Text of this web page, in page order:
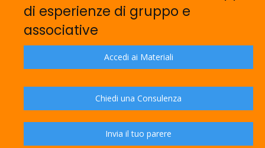
di esperienze di gruppo e
associative
Accedi ai Materiali
Chiedi una Consulenza
Invia il tuo parere